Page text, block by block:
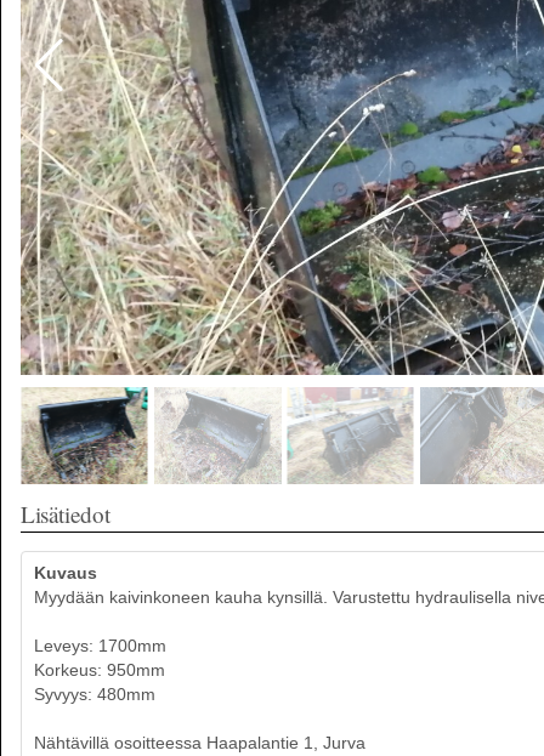
Lisätiedot
Kuvaus
Myydään kaivinkoneen kauha kynsillä. Varustettu hydraulisella
Leveys: 1700mm
Korkeus: 950mm
Syvyys: 480mm
Nähtävillä osoitteessa Haapalantie 1, Jurva